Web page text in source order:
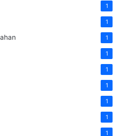
1
1
1
1
1
1
1
1
1